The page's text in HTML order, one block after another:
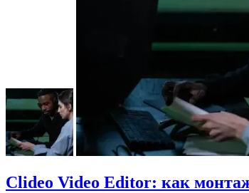
Clideo Video Editor: как